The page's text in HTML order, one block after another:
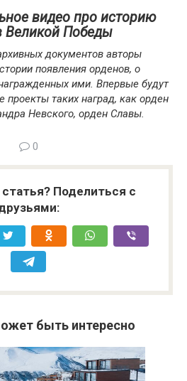
видео про историю
Великой Победы
документов авторы
появления орденов, о
ими. Впервые будут
таких наград, как орден
Невского, орден Славы.
0
Поделиться с
быть интересно